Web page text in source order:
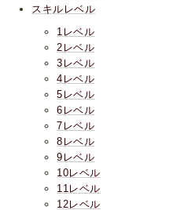
スキルレベル
1レベル
2レベル
3レベル
4レベル
5レベル
6レベル
7レベル
8レベル
9レベル
10レベル
11レベル
12レベル